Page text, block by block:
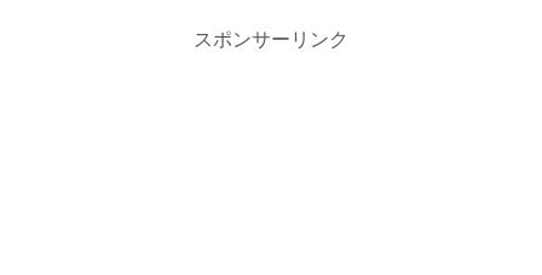
スポンサーリンク